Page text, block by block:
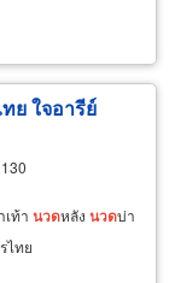
ย ใจอารีย์
เท้า นวดหลัง นวดบ่า
ไทย